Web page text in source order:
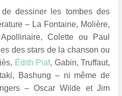
dessiner les tombes des
– La Fontaine, Molière,
Colette ou Paul
des stars de la chanson ou
Édith Piaf, Gabin, Truffaut,
Bashung – ni même de
–Oscar Wilde etJim